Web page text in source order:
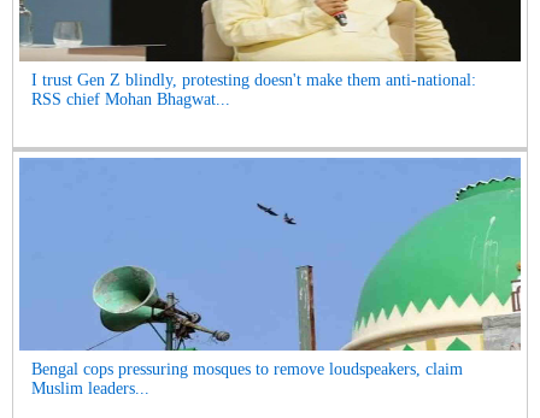
I trust Gen Z blindly, protesting doesn't make them anti-national:
RSS chief Mohan Bhagwat...
Bengal cops pressuring mosques to remove loudspeakers, claim
Muslim leaders...